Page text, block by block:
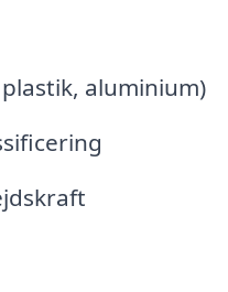
aluminium)